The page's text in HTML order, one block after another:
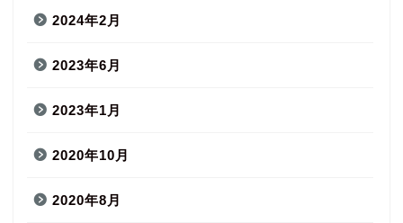
2024年2月
2023年6月
2023年1月
2020年10月
2020年8月